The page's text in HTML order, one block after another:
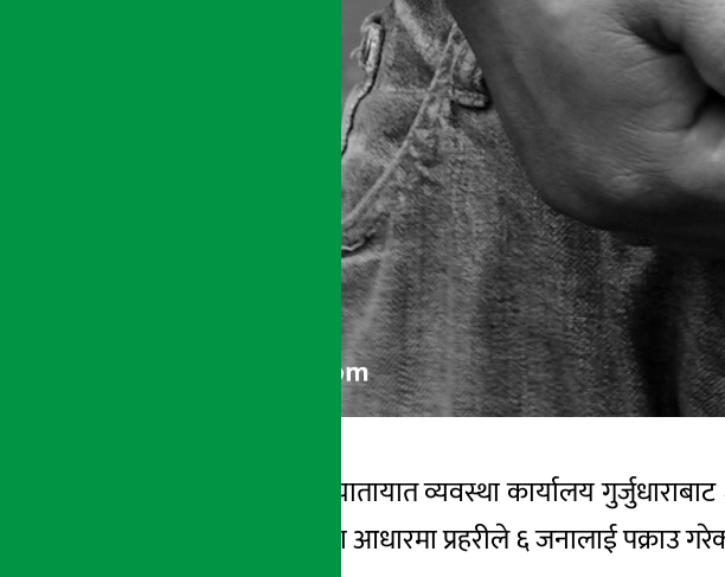
काठमाडौँ । प्रहरीले यातायात व्यवस्था कार्यालय
दुःख दिएको सूचनाका आधारमा प्रहरीले ६ जनालाई पक्राउ